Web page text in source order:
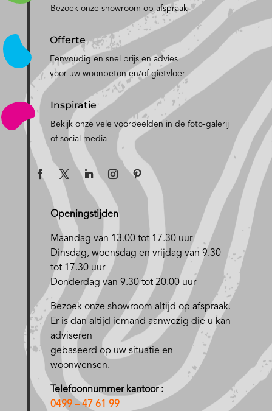
Bezoek onze showroom op afspraak
Offerte
Eenvoudig en snel prijs en advies
voor uw woonbeton en/of gietvloer
Inspiratie
Bekijk onze vele voorbeelden in de foto-galerij
of social media
Openingstijden
Maandag van 13.00 tot 17.30 uur
Dinsdag, woensdag en vrijdag van 9.30
tot 17.30 uur
Donderdag van 9.30 tot 20.00 uur
Bezoek onze showroom altijd op afspraak.
Er is dan altijd iemand aanwezig die u kan
adviseren
gebaseerd op uw situatie en
woonwensen.
Telefoonnummer kantoor :
0499 – 47 61 99